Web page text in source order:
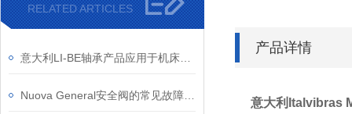
RELATED ARTICLES
产品详情
意大利Italvibras